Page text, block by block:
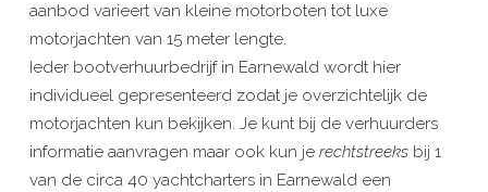
aanbod varieert van kleine motorboten tot luxe
motorjachten van 15 meter lengte.
Ieder bootverhuurbedrijf in Earnewald wordt hier
individueel gepresenteerd zodat je overzichtelijk de
motorjachten kun bekijken. Je kunt bij de verhuurders
informatie aanvragen maar ook kun je rechtstreeks bij 1
van de circa 40 yachtcharters in Earnewald een